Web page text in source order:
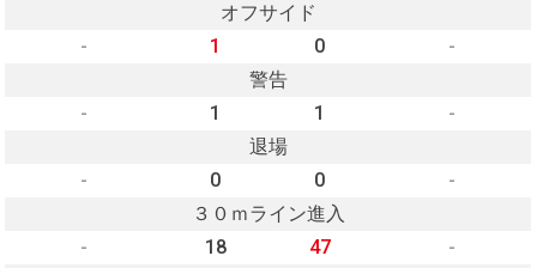
オフサイド
-
1 0
-
警告
-
1 1
-
退場
-
0 0
-
３０ｍライン進入
-
18 47
-